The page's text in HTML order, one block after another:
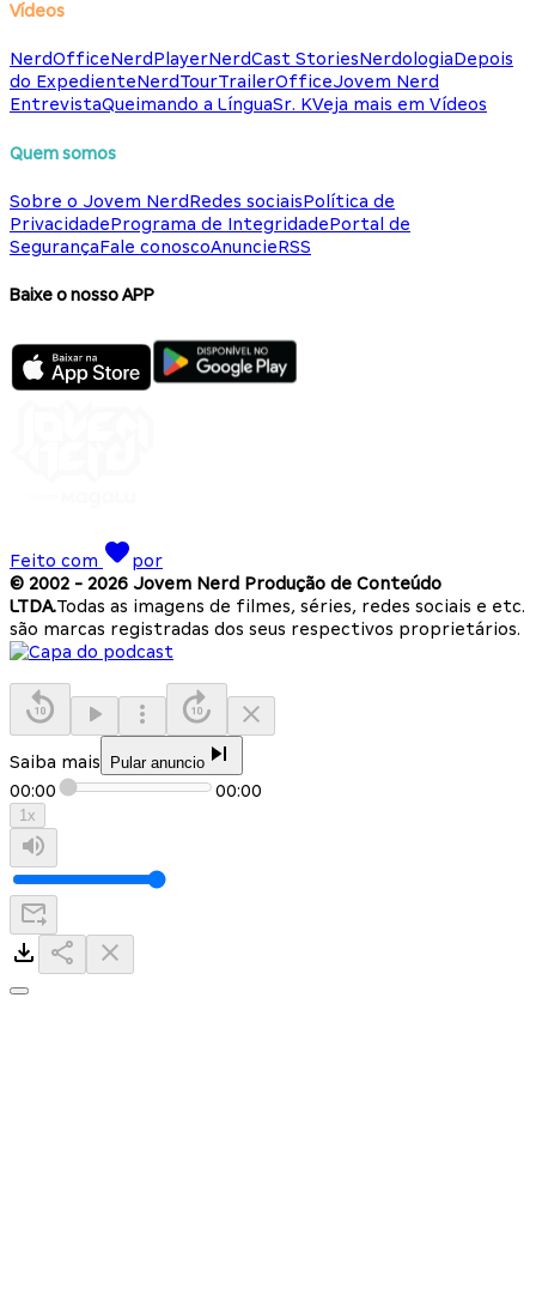
Vídeos
NerdOfficeNerdPlayerNerdCast StoriesNerdologiaDepois
do ExpedienteNerdTourTrailerOfficeJovem Nerd
EntrevistaQueimando a LínguaSr. KVeja mais em Vídeos
Quem somos
Sobre o Jovem NerdRedes sociaisPolítica de
PrivacidadePrograma de IntegridadePortal de
SegurançaFale conoscoAnuncieRSS
Baixe o nosso APP
Feito com
por
© 2002 - 2026 Jovem Nerd Produção de Conteúdo
LTDA.Todas as imagens de filmes, séries, redes sociais e etc.
são marcas registradas dos seus respectivos proprietários.
Saiba mais Pular anuncio
00:00 00:00
1x